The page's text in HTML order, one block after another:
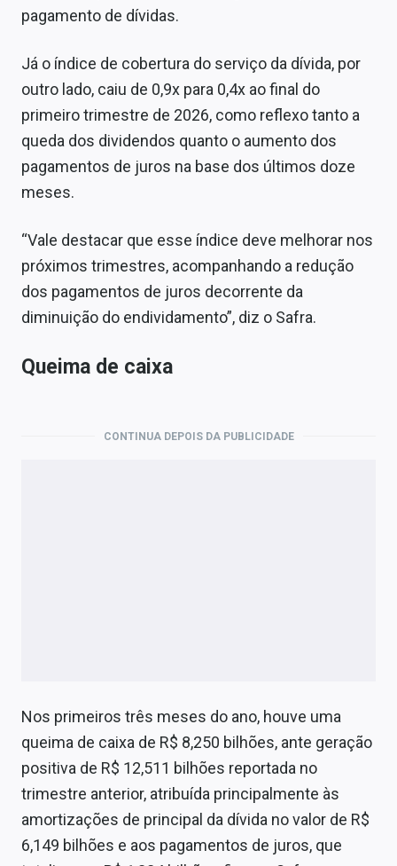
pagamento de dívidas.
Já o índice de cobertura do serviço da dívida, por
outro lado, caiu de 0,9x para 0,4x ao final do
primeiro trimestre de 2026, como reflexo tanto a
queda dos dividendos quanto o aumento dos
pagamentos de juros na base dos últimos doze
meses.
“Vale destacar que esse índice deve melhorar nos
próximos trimestres, acompanhando a redução
dos pagamentos de juros decorrente da
diminuição do endividamento”, diz o Safra.
Queima de caixa
CONTINUA DEPOIS DA PUBLICIDADE
Nos primeiros três meses do ano, houve uma
queima de caixa de R$ 8,250 bilhões, ante geração
positiva de R$ 12,511 bilhões reportada no
trimestre anterior, atribuída principalmente às
amortizações de principal da dívida no valor de R$
6,149 bilhões e aos pagamentos de juros, que